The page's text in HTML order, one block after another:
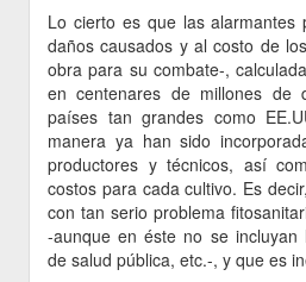
Lo cierto es que las alarmantes
daños causados y al costo de
obra para su combate-,
en centenares de millones de
países tan grandes como
manera ya han sido
productores y técnicos, así
costos para cada cultivo. Es
con tan serio problema
-aunque en éste no se incluyan
de salud pública, etc.-, y que es